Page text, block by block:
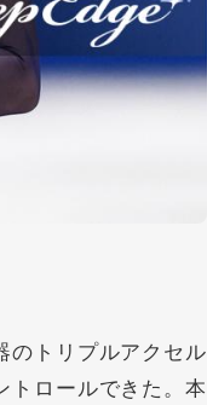
トリプルアクセル
ロールできた。本